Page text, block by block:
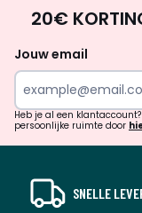
20€
Jouw email
Heb je al een
persoonlijke ruimte door
SNELLE